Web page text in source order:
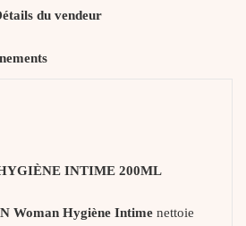
du vendeur
INTIME 200ML
Woman Hygiène Intime nettoie